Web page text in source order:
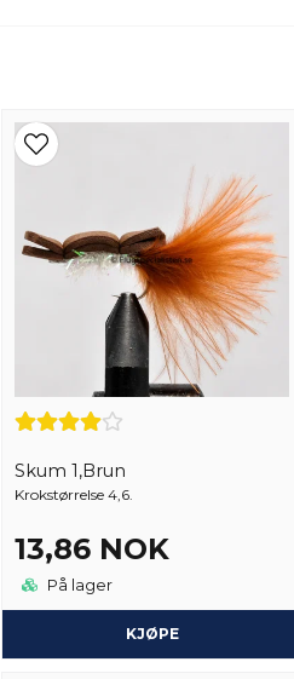
Skum 1,Brun
Krokstørrelse 4,6.
13,86 NOK
På lager
KJØPE